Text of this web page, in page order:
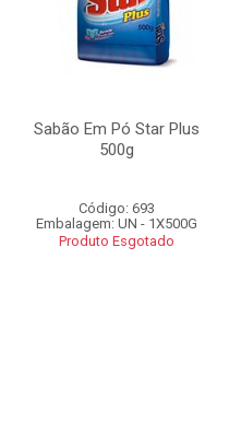
Sabão Em Pó Star Plus
500g
Código: 693
Embalagem: UN - 1X500G
Produto Esgotado